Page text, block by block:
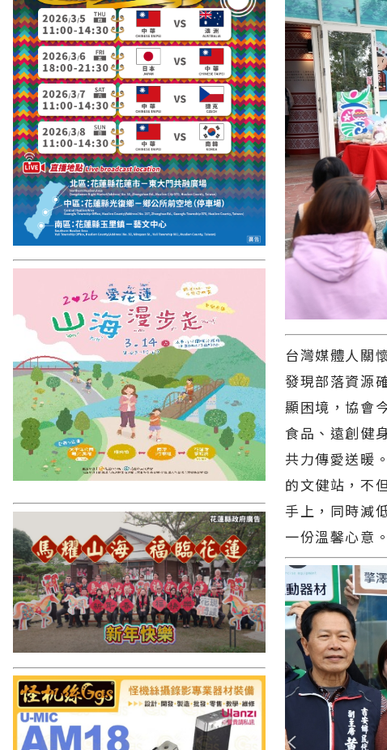
台灣媒體人關
發現部落資源
顯困境，協會
食品、遠創健
共力傳愛送暖
的文健站，不
手上，同時減
一份溫馨心意。